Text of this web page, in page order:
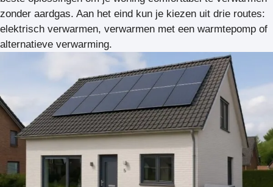
zonder aardgas. Aan het eind kun je kiezen uit drie routes:
elektrisch verwarmen, verwarmen met een warmtepomp of
alternatieve verwarming.